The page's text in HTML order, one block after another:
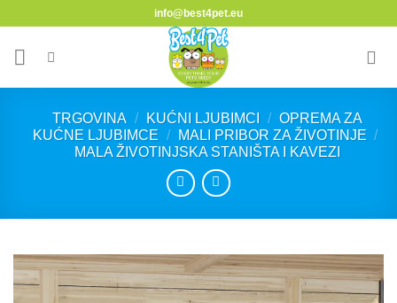
content
info@best4pet.eu
TRGOVINA / KUĆNI LJUBIMCI / OPREMA ZA
KUĆNE LJUBIMCE / MALI PRIBOR ZA ŽIVOTINJE /
MALA ŽIVOTINJSKA STANIŠTA I KAVEZI